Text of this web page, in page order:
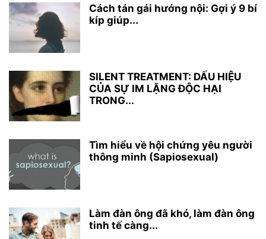
Cách tán gái hướng nội: Gợi ý 9 bí
kíp giúp...
SILENT TREATMENT: DẤU HIỆU
CỦA SỰ IM LẶNG ĐỘC HẠI
TRONG...
Tìm hiểu về hội chứng yêu người
thông minh (Sapiosexual)
Làm đàn ông đã khó, làm đàn ông
tinh tế càng...